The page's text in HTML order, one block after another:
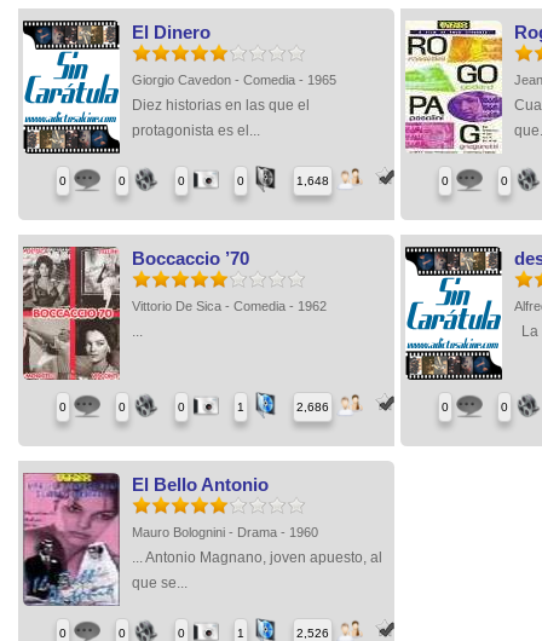
El Dinero
Giorgio Cavedon - Comedia - 1965
Diez historias en las que el
protagonista es el...
0 0 0 0 1,648 0 0
Boccaccio ’70
Vittorio De Sica - Comedia - 1962
...
0 0 0 1 2,686
La
0 0
El Bello Antonio
Mauro Bolognini - Drama - 1960
... Antonio Magnano, joven apuesto, al
que se...
0 0 0 1 2,526